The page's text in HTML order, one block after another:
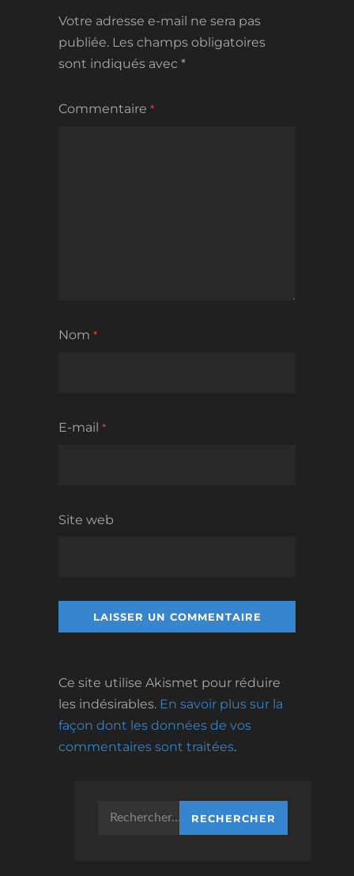
Votre adresse e-mail ne sera pas
publiée. Les champs obligatoires
sont indiqués avec *
Commentaire *
Nom *
E-mail *
Site web
Ce site utilise Akismet pour réduire
les indésirables. En savoir plus sur la
façon dont les données de vos
commentaires sont traitées.
Rechercher :